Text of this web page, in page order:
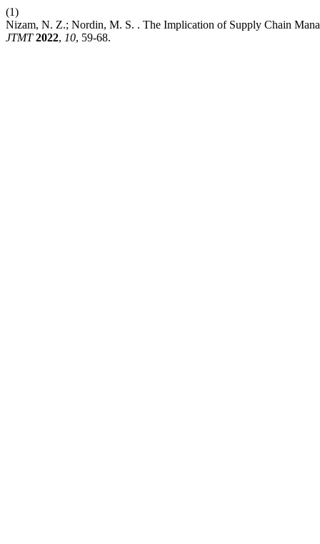
(1)
Nizam, N. Z.; Nordin, M. S. . The Implication of Supply Chain
JTMT 2022, 10, 59-68.